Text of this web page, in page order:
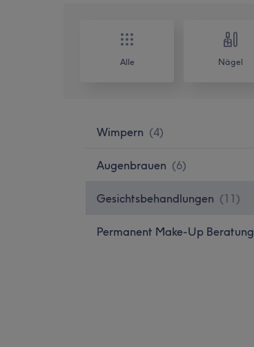
Alle Nägel
Wimpern (4)
Augenbrauen (6)
Gesichtsbehandlungen (11 )
Permanent Make-Up Beratung